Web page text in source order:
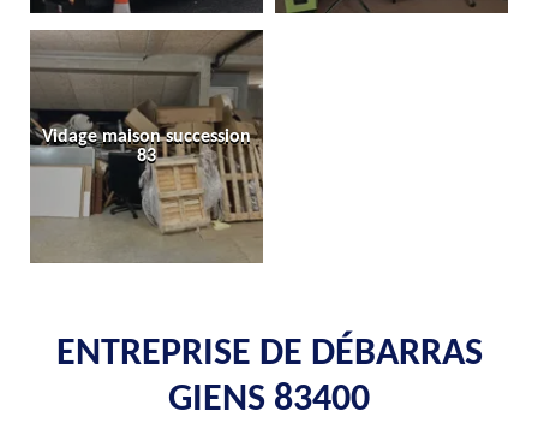
Vidage maison succession
83
ENTREPRISE DE DÉBARRAS
GIENS 83400